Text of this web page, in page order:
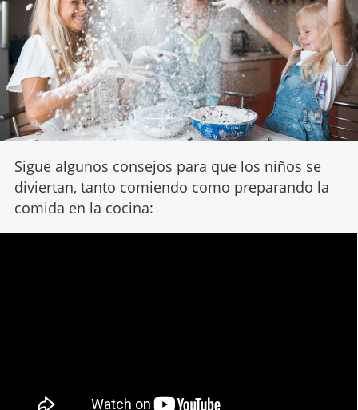
Sigue algunos consejos para que los niños se
diviertan, tanto comiendo como preparando la
comida en la cocina: